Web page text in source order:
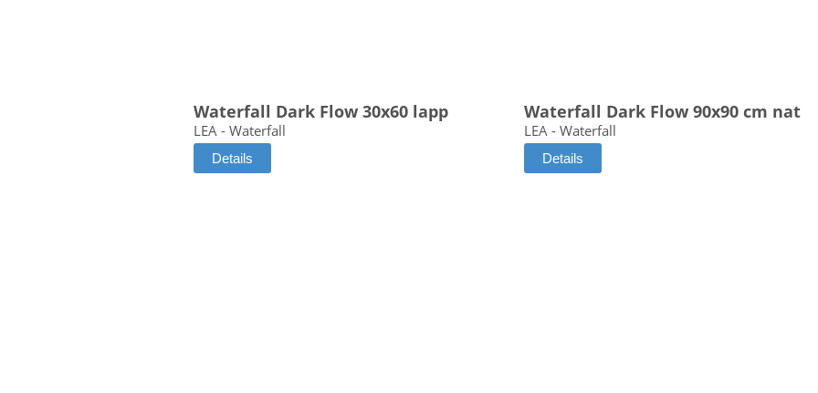
Waterfall Dark Flow 30x60 lapp
LEA - Waterfall
Details
Waterfall Dark Flow 90x90 cm nat
LEA - Waterfall
Details